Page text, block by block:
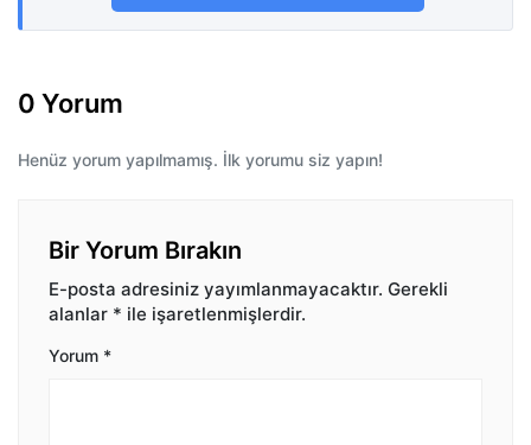
0 Yorum
Henüz yorum yapılmamış. İlk yorumu siz yapın!
Bir Yorum Bırakın
E-posta adresiniz yayımlanmayacaktır. Gerekli
alanlar * ile işaretlenmişlerdir.
Yorum *